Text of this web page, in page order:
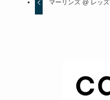
マーリンズ @ レッズ